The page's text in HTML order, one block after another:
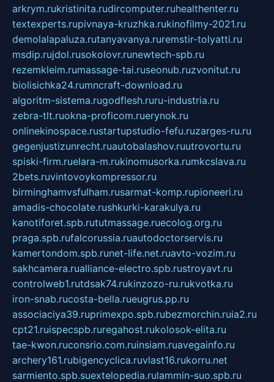
arkrym.rukristinita.rudircomputer.ruhealthenter.ru
textexperts.rupivnaya-kruzhka.rukinofilmy-2021.ru
demolalapaluza.rutanyavanya.ruremstir-tolyatti.ru
msdip.rujdol.rusokolovr.runewtech-spb.ru
rezemkleim.rumassage-tai.ruseonub.ruzvonitut.ru
biolisichka24.rumncraft-download.ru
algoritm-sistema.rugodflesh.ruru-industria.ru
zebra-tlt.ruokna-proficom.ruerynok.ru
onlinekinospace.rustartupstudio-fefu.ruzarges-ru.ru
gegenjustizunrecht.ruautobalashov.ruutrovortu.ru
spiski-firm.ruelara-m.rukinomusorka.rumkcslava.ru
2bets.ruvintovoykompressor.ru
birminghamvsfulham.rusarmat-komp.rupioneeri.ru
amadis-chocolate.rushkurki-karakulya.ru
kanotiforet.spb.rututmassage.ruecolog.org.ru
praga.spb.rufalcorussia.ruautodoctorservis.ru
kamertondom.spb.runet-life.net.ruavto-vozim.ru
sakhcamera.rualliance-electro.spb.rustroyavt.ru
controlweb1.rutdsak74.rukinzozo-ru.rukvotka.ru
iron-snab.rucosta-bella.rueugrus.pp.ru
associaciya39.ruprimexpo.spb.rubezmorchin.ruia2.ru
cpt21.ruispecspb.ruregahost.rukolosok-elita.ru
tae-kwon.ruconsrio.com.ruinsiam.ruavegainfo.ru
archery161.rubigencyclica.ruvlast16.rukorru.net
sarmiento.spb.suextelopedia.rulammin-suo.spb.ru